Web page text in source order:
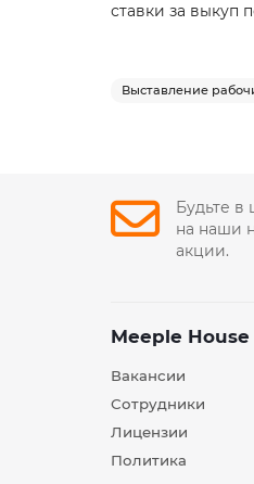
ставки за выкуп
Выставление
Будьте
на наши
акции.
Meeple House
Вакансии
Сотрудники
Лицензии
Политика